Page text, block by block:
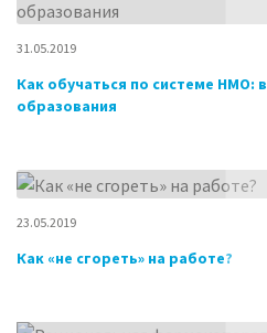
31.05.2019
Как обучаться по системе НМО:
образования
23.05.2019
Как «не сгореть» на работе?